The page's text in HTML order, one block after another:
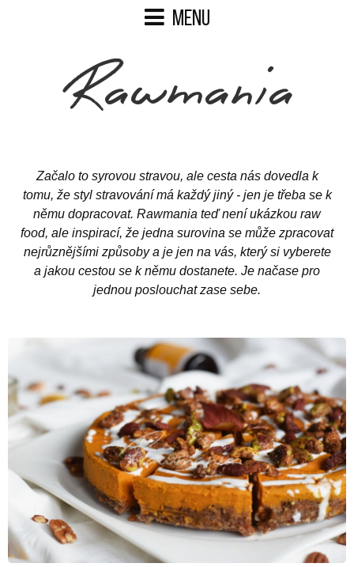
Začalo to syrovou stravou, ale cesta nás dovedla k
tomu, že styl stravování má každý jiný - jen je třeba se k
němu dopracovat. Rawmania teď není ukázkou raw
food, ale inspirací, že jedna surovina se může zpracovat
nejrůznějšími způsoby a je jen na vás, který si vyberete
a jakou cestou se k němu dostanete. Je načase pro
jednou poslouchat zase sebe.